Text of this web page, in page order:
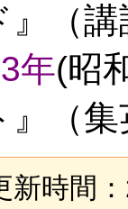
』（
年(昭
』（
新時間